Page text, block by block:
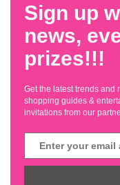
Sign up
news,
prizes!!!
Get the latest trends and
shopping guides &
invitations from our